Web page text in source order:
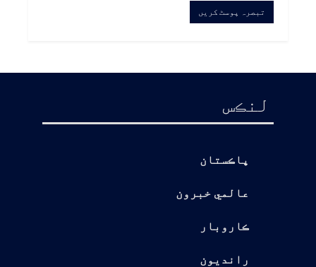
لنڪس
پاڪستان
عالمي خبرون
ڪاروبار
رانديون